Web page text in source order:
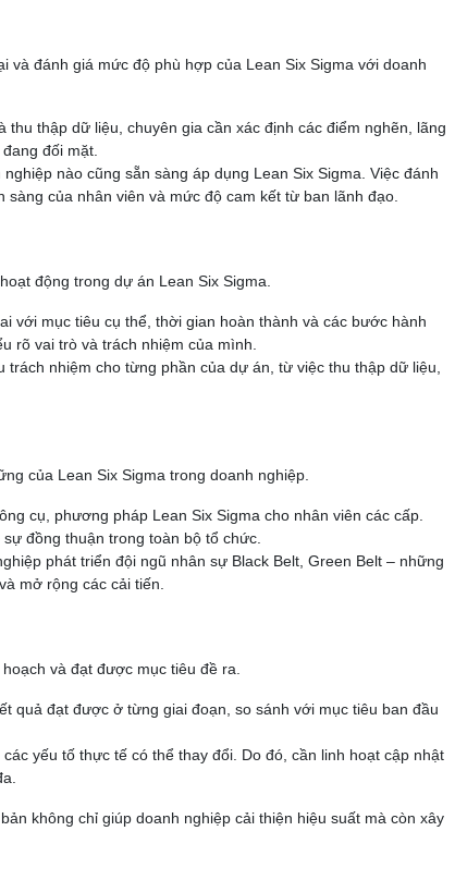
và đánh giá mức độ phù hợp của Lean Six Sigma với doanh
thu thập dữ liệu, chuyên gia cần xác định các điểm nghẽn, lãng
đối mặt.
nào cũng sẵn sàng áp dụng Lean Six Sigma. Việc đánh
của nhân viên và mức độ cam kết từ ban lãnh đạo.
động trong dự án Lean Six Sigma.
với mục tiêu cụ thể, thời gian hoàn thành và các bước hành
rõ vai trò và trách nhiệm của mình.
trách nhiệm cho từng phần của dự án, từ việc thu thập dữ liệu,
của Lean Six Sigma trong doanh nghiệp.
cụ, phương pháp Lean Six Sigma cho nhân viên các cấp.
đồng thuận trong toàn bộ tổ chức.
phát triển đội ngũ nhân sự Black Belt, Green Belt – những
mở rộng các cải tiến.
và đạt được mục tiêu đề ra.
quả đạt được ở từng giai đoạn, so sánh với mục tiêu ban đầu
yếu tố thực tế có thể thay đổi. Do đó, cần linh hoạt cập nhật
không chỉ giúp doanh nghiệp cải thiện hiệu suất mà còn xây